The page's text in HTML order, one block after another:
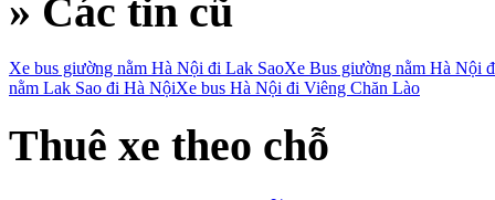
» Các tin cũ
Xe bus giường nằm Hà Nội đi Lak SaoXe Bus giường nằm Hà Nội
nằm Lak Sao đi Hà NộiXe bus Hà Nội đi Viêng Chăn Lào
Thuê xe theo chỗ